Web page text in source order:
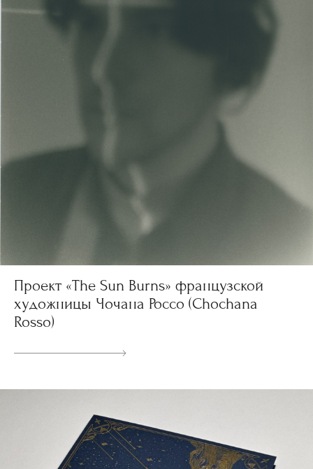
Проект «The Sun Burns» французской
художницы Чочана Россо (Chochana
Rosso)